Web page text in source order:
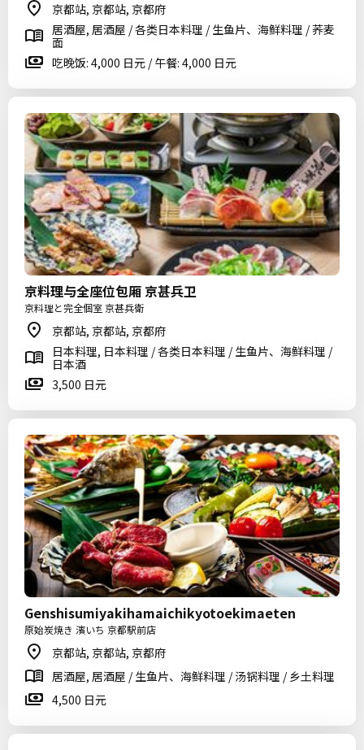
京都站, 京都站, 京都府
居酒屋, 居酒屋 / 各类日本料理 / 生鱼片、海鲜料理 / 荞麦
面
吃晚饭: 4,000 日元 / 午餐: 4,000 日元
京料理与全座位包厢 京甚兵卫
京料理と完全個室 京甚兵衛
京都站, 京都站, 京都府
日本料理, 日本料理 / 各类日本料理 / 生鱼片、海鲜料理 /
日本酒
3,500 日元
Genshisumiyakihamaichikyotoekimaeten
原始炭焼き 濱いち 京都駅前店
京都站, 京都站, 京都府
居酒屋, 居酒屋 / 生鱼片、海鲜料理 / 汤锅料理 / 乡土料理
4,500 日元